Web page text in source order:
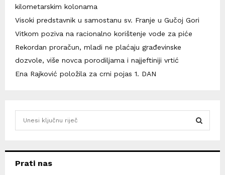
kilometarskim kolonama
Visoki predstavnik u samostanu sv. Franje u Gučoj Gori
Vitkom poziva na racionalno korištenje vode za piće
Rekordan proračun, mladi ne plaćaju građevinske
dozvole, više novca porodiljama i najjeftiniji vrtić
Ena Rajković položila za crni pojas 1. DAN
hPrati nas